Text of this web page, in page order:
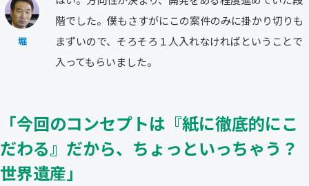
堀
階でした。僕もさすがにこの案件のみに掛かり切りも
まずいので、そろそろ１人入れなければということで
入ってもらいました。
「今回のコンセプトは『紙に徹底的にこ
だわる』だから、ちょっといっちゃう？
世界遺産」